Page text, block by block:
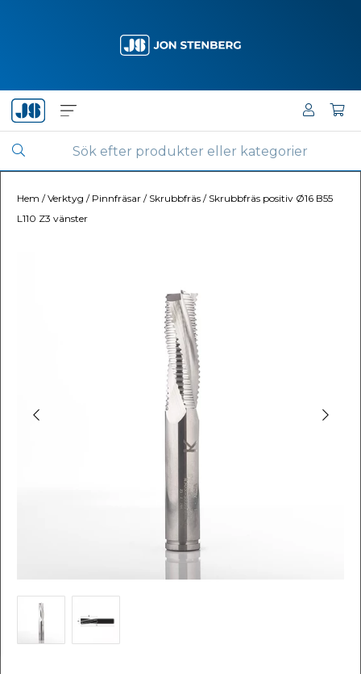
Hem /Verktyg / Pinnfräsar / Skrubbfräs / Skrubbfräs positiv Ø16 B55
L110 Z3 vänster